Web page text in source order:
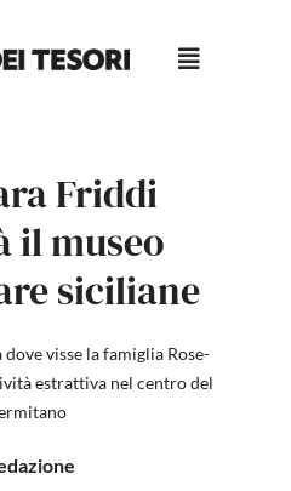
Friddi
il museo
siciliane
visse la famiglia Rose-
estrattiva nel centro del